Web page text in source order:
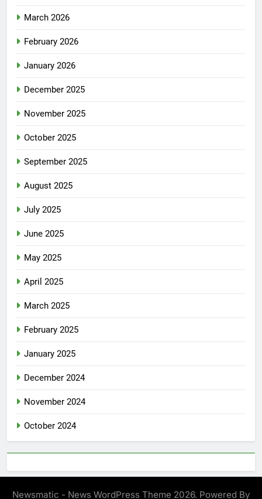
March 2026
February 2026
January 2026
December 2025
November 2025
October 2025
September 2025
August 2025
July 2025
June 2025
May 2025
April 2025
March 2025
February 2025
January 2025
December 2024
November 2024
October 2024
Newsmatic - News WordPress Theme 2026. Powered By